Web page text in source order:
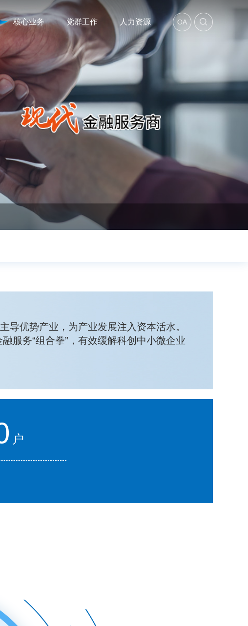
核心业务 党群工作 人力资源
导优势产业，为产业发展注入资本活水。
服务“组合拳”，有效缓解科创中小微企业
户